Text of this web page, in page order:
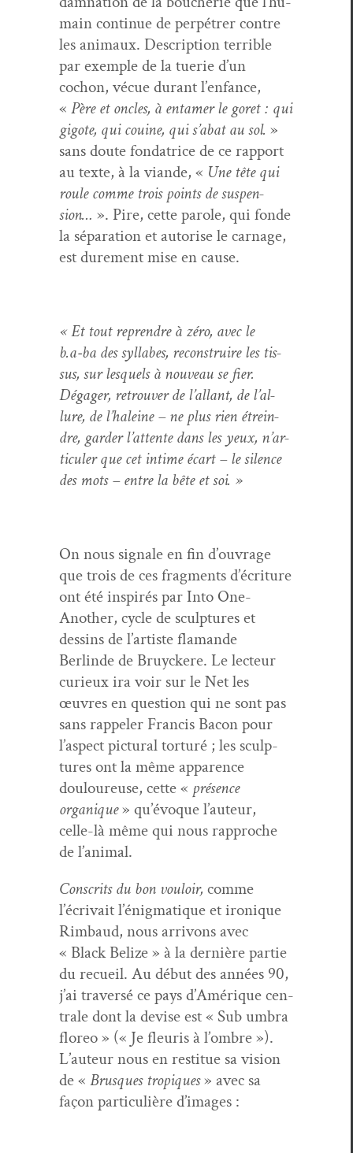
main con­tin­ue de per­pétr­er con­tre
les ani­maux. Descrip­tion ter­ri­ble
par exem­ple de la tuerie d’un
cochon, vécue durant l’en­fance,
« Père et oncles, à entamer le goret : qui
gig­ote, qui couine, qui s’a­bat au sol. »
sans doute fon­da­trice de ce rap­port
au texte, à la viande, « Une tête qui
roule comme trois points de sus­pen­
sion… ». Pire, cette parole, qui fonde
la sépa­ra­tion et autorise le car­nage,
est dure­ment mise en cause.
« Et tout repren­dre à zéro, avec le
b.a‑ba des syl­labes, recon­stru­ire les tis­
sus, sur lesquels à nou­veau se fier.
Dégager, retrou­ver de l’al­lant, de l’al­
lure, de l’haleine – ne plus rien étrein­
dre, garder l’at­tente dans les yeux, n’ar­
tic­uler que cet intime écart – le silence
des mots – entre la bête et soi. »
On nous sig­nale en fin d’ou­vrage
que trois de ces frag­ments d’écri­t­ure
ont été inspirés par Into One-
Anoth­er, cycle de sculp­tures et
dessins de l’artiste fla­mande
Berlinde de Bruy­ckere. Le lecteur
curieux ira voir sur le Net les
œuvres en ques­tion qui ne sont pas
sans rap­pel­er Fran­cis Bacon pour
l’aspect pic­tur­al tor­turé ; les sculp­
tures ont la même apparence
douloureuse, cette « présence
organique» qu’évoque l’au­teur,
celle-là même qui nous rap­proche
de l’animal.
Con­scrits du bon vouloir, comme
l’écrivait l’énig­ma­tique et ironique
Rim­baud, nous arrivons avec
« Black Belize » à la dernière par­tie
du recueil. Au début des années 90,
j’ai tra­ver­sé ce pays d’Amérique cen­
trale dont la devise est « Sub umbra
flo­reo » (« Je fleuris à l’om­bre »).
L’au­teur nous en restitue sa vision
de « Brusques tropiques» avec sa
façon par­ti­c­ulière d’images :